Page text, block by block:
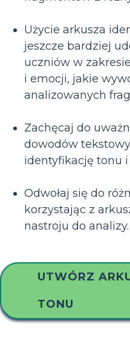
Użycie arkusza
jeszcze bardziej
uczniów w
i emocji, jakie
analizowanych
Zachęcaj do
dowodów
identyfikację tonu i
Odwołaj się do
korzystając z
nastroju do analizy.
UTWÓRZ
TONU